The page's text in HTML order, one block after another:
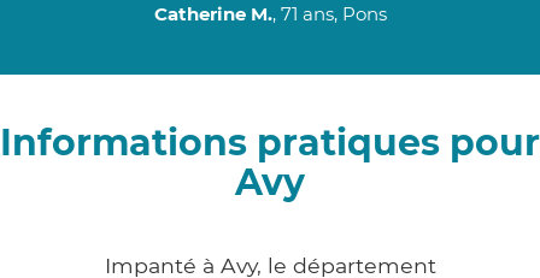
Catherine M., 71 ans, Pons
Informations pratiques pour
Avy
Impanté à Avy, le département